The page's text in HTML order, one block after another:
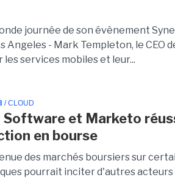
journée de son évènement
Angeles - Mark Templeton, le CEO
les services mobiles et leur...
/ CLOUD
Software et Marketo
en bourse
des marchés boursiers sur
pourrait inciter d'autres acteurs